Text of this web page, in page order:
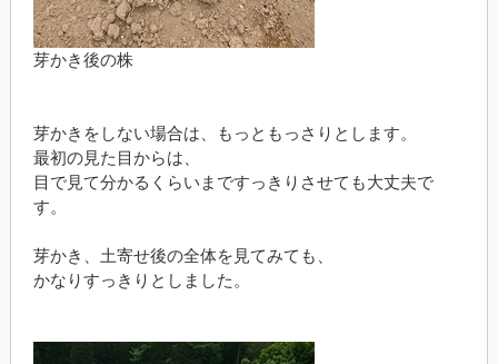
芽かき後の株
芽かきをしない場合は、もっともっさりとします。
最初の見た目からは、
目で見て分かるくらいまですっきりさせても大丈夫で
す。
芽かき、土寄せ後の全体を見てみても、
かなりすっきりとしました。